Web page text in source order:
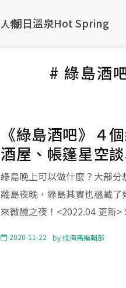
朝日溫泉Hot Spring
# 綠島酒
《綠島酒吧》４
酒屋、帳篷星空
綠島晚上可以做什麼？大部
離島夜晚，綠島其實也蘊藏
來微醺之夜！<2022.04 更新>
2020-11-22 by找海馬編輯部